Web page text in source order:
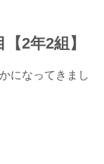
2年2組】
になってきまし